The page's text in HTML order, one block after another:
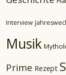
Interview
Musik
Prime Rezept